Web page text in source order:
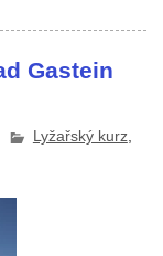
Gastein
Lyžařský kurz,